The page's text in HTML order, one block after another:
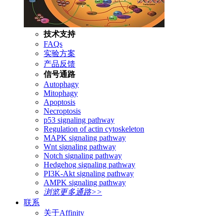
技术支持
FAQs
实验方案
产品反馈
信号通路
Autophagy
Mitophagy
Apoptosis
Necroptosis
p53 signaling pathway
Regulation of actin cytoskeleton
MAPK signaling pathway
Wnt signaling pathway
Notch signaling pathway
Hedgehog signaling pathway
PI3K-Akt signaling pathway
AMPK signaling pathway
浏览更多通路>>
联系
关于Affinity